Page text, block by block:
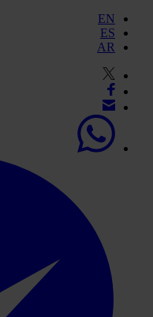
EN
ES
AR